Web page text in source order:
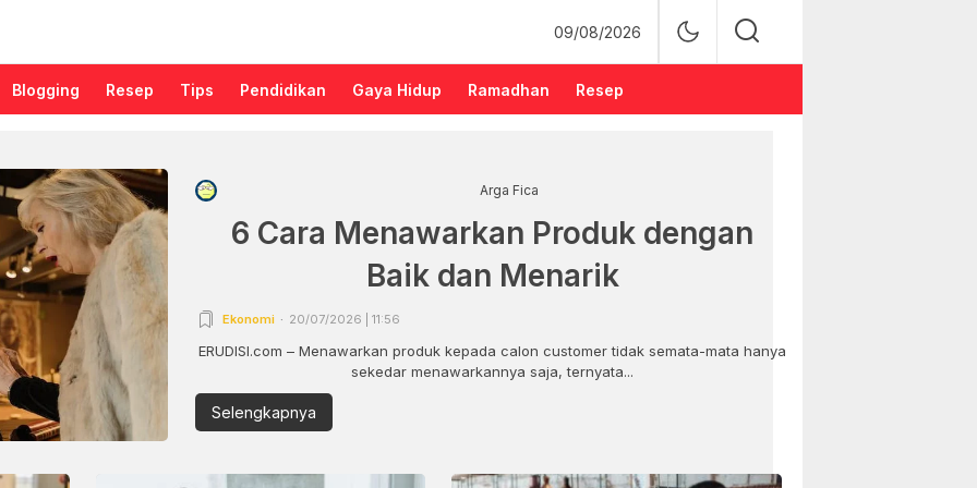
09/08/2026
Blogging Resep Tips Pendidikan Gaya Hidup Ramadhan Resep
Arga Fica
6 Cara Menawarkan Produk dengan
Baik dan Menarik
Ekonomi 20/07/2026 | 11:56
ERUDISI.com – Menawarkan produk kepada calon customer tidak semata-mata hanya
sekedar menawarkannya saja, ternyata...
Selengkapnya